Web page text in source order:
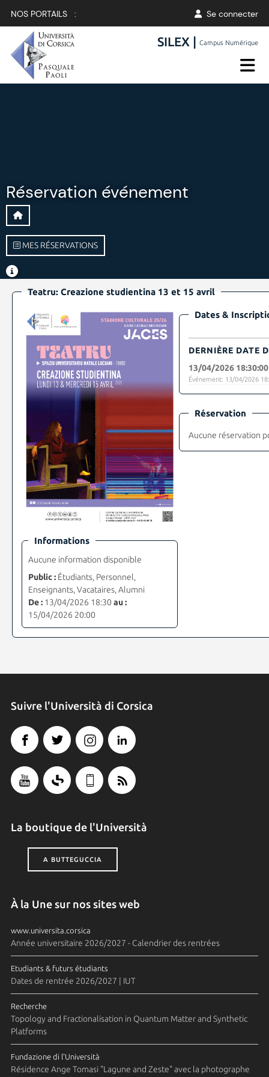
NOS PORTAILS : Se connecter
SILEX |Campus Numérique
Réservation événement
MES RÉSERVATIONS
Teatru: Creazione studientina 13 et 15 avril
Informations
Aucune information disponible
Public :Étudiants, Personnel,
Enseignants, Vacataires, Alumni
De :13/04/2026 18:30 au :
15/04/2026 20:00
Dates &
DERNIÈRE DATE
13/04/2026 18:30:00
Événement: 13/04/2026
Réservation
Aucune réservation
Suivre l'Università di Corsica
La boutique de l'Università
A BUTTEGUCCIA
À la Une sur nos sites web
www.universita.corsica
Année universitaire 2026/2027 - Calendrier des rentrées
Etudiants & futurs étudiants
Dates de rentrée 2026/2027 | IUT
Recherche
Topology and Fractionalisation in Quantum Matter and Synthetic
Platforms
Fundazione di l'Università
Résidence Ange Tomasi "Lagune and Zeste" avec la photographe